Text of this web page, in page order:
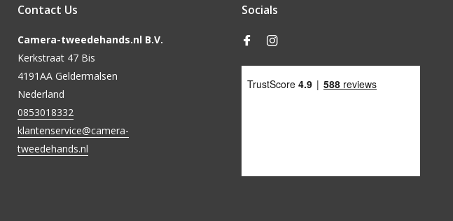
Contact Us
Camera-tweedehands.nl B.V.
Kerkstraat 47 Bis
4191AA Geldermalsen
Nederland
0853018332
klantenservice@camera-
tweedehands.nl
Socials